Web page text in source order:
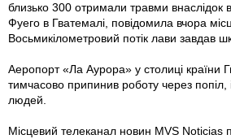
близько 300 отримали травми внаслідок
Фуего в Гватемалі, повідомила вчора
Восьмикілометровий потік лави завдав
Аеропорт «Ла Аурора» у столиці країни
тимчасово припинив роботу через попіл,
людей.
Місцевий телеканал новин MVS Noticias